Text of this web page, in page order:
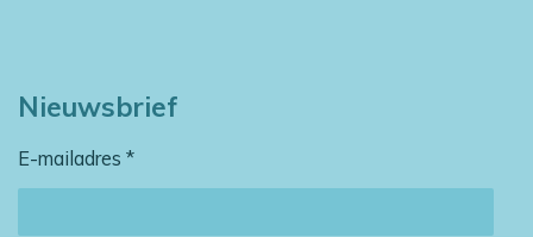
Nieuwsbrief
E-mailadres *